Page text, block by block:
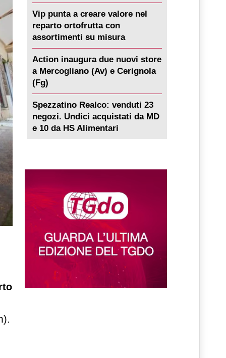
Vip punta a creare valore nel
reparto ortofrutta con
assortimenti su misura
Action inaugura due nuovi store
a Mercogliano (Av) e Cerignola
(Fg)
Spezzatino Realco: venduti 23
negozi. Undici acquistati da MD
e 10 da HS Alimentari